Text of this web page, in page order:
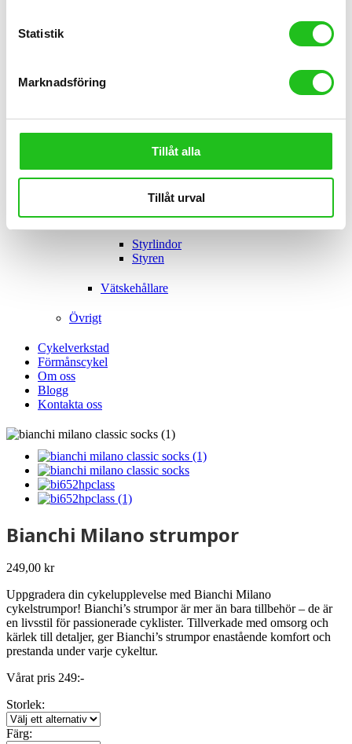
Statistik
Marknadsföring
Tillåt alla
Tillåt urval
Lås
Sadlar
Styren och tillbehör
Styrlindor
Styren
Vätskehållare
Övrigt
Cykelverkstad
Förmånscykel
Om oss
Blogg
Kontakta oss
Bianchi Milano strumpor
249,00 kr
Uppgradera din cykelupplevelse med Bianchi Milano
cykelstrumpor! Bianchi’s strumpor är mer än bara tillbehör – de är
en livsstil för passionerade cyklister. Tillverkade med omsorg och
kärlek till detaljer, ger Bianchi’s strumpor enastående komfort och
prestanda under varje cykeltur.
Vårat pris 249:-
Storlek:
Färg: